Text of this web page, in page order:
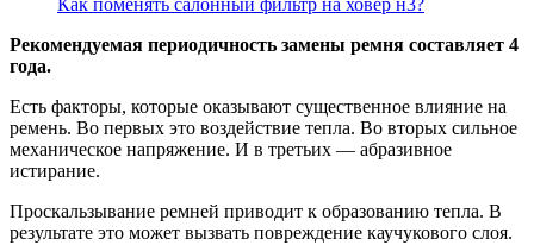
Рекомендуемая периодичность замены ремня составляет 4
года.
Есть факторы, которые оказывают существенное влияние на
ремень. Во первых это воздействие тепла. Во вторых сильное
механическое напряжение. И в третьих — абразивное
истирание.
Проскальзывание ремней приводит к образованию тепла. В
результате это может вызвать повреждение каучукового слоя.